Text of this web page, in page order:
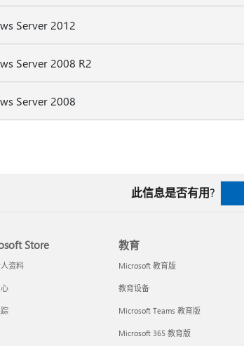
Server 2012
Server 2008 R2
Server 2008
此信息是否有用?
Store
资料
教育
Microsoft 教育版
教育设备
Microsoft Teams 教育版
Microsoft 365 教育版